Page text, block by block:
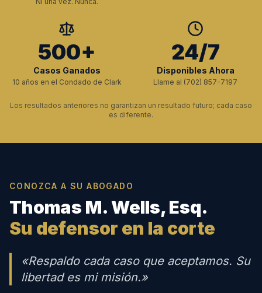
500+
Casos Ganados
10 años en el Condado de Clark
24/7
Disponibles Ahora
Llame al (702) 857-7197
Los resultados anteriores no garantizan un resultado futuro; cada caso
es diferente.
CONOZCA A SU ABOGADO
Thomas M. Wells, Esq.
Su defensor en la corte
«Respaldo cada caso que aceptamos. Su
libertad es mi misión.»